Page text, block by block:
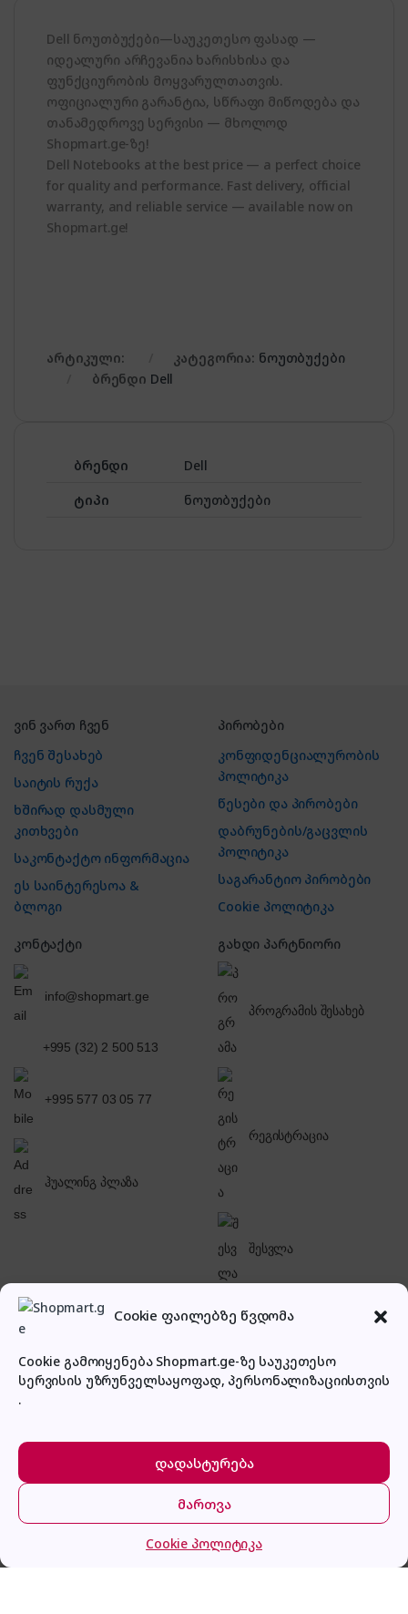
Cookie ფაილებზე წვდომა
Cookie გამოიყენება Shopmart.ge-ზე საუკეთესო
სერვისის უზრუნველსაყოფად, პერსონალიზაციისთვის
.
დადასტურება
მართვა
Cookie პოლიტიკა
Dell ნოუთბუქები—საუკეთესო ფასად —
იდეალური არჩევანია ხარისხისა და
ფუნქციურობის მოყვარულთათვის.
ოფიციალური გარანტია, სწრაფი მიწოდება და
თანამედროვე სერვისი — მხოლოდ
Shopmart.ge-ზე!
Dell Notebooks at the best price — a perfect choice
for quality and performance. Fast delivery, official
warranty, and reliable service — available now on
Shopmart.ge!
არტიკული: კატეგორია: ნოუთბუქები
ბრენდი Dell
ბრენდი
Dell
ტიპი
ნოუთბუქები
ვინ ვართ ჩვენ
ჩვენ შესახებ
საიტის რუქა
ხშირად დასმული
კითხვები
საკონტაქტო ინფორმაცია
ეს საინტერესოა &
ბლოგი
პირობები
კონფიდენციალურობის
პოლიტიკა
წესები და პირობები
დაბრუნების/გაცვლის
პოლიტიკა
საგარანტიო პირობები
Cookie პოლიტიკა
კონტაქტი
info@shopmart.ge
+995 (32) 2 500 513
+995 577 03 05 77
ჰუალინგ პლაზა
გახდი პარტნიორი
პროგრამის შესახებ
რეგისტრაცია
შესვლა
პირადი კაბინეტი
მთავარი კატეგორიები კალათა შესვლა